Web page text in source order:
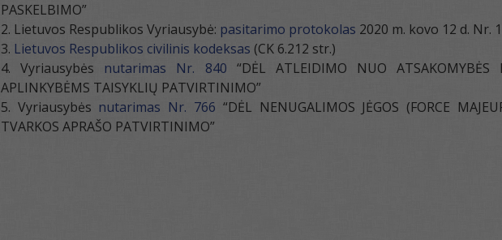
PASKELBIMO”
Lietuvos Respublikos Vyriausybė: pasitarimo protokolas 2020 m. kovo 12 d. Nr.
Lietuvos Respublikos civilinis kodeksas (CK 6.212 str.)
Vyriausybės nutarimas Nr. 840 “DĖL ATLEIDIMO NUO ATSAKOMYBĖS
APLINKYBĖMS TAISYKLIŲ PATVIRTINIMO”
Vyriausybės nutarimas Nr. 766 “DĖL NENUGALIMOS JĖGOS (FORCE
TVARKOS APRAŠO PATVIRTINIMO”